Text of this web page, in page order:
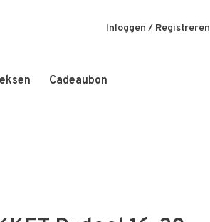
Cadeaubon
Inloggen / Registreren